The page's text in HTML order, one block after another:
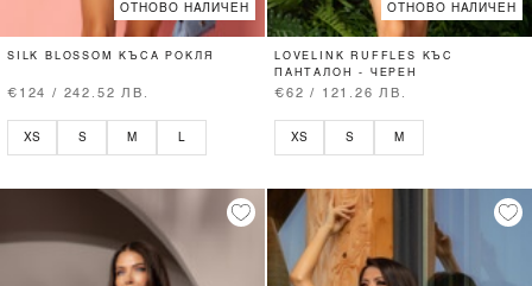
ОТНОВО НАЛИЧЕН
SILK BLOSSOM КЪСА РОКЛЯ
€124 / 242.52 ЛВ.
XS S M L
ОТНОВО НАЛИЧЕН
LOVELINK RUFFLES КЪС
ПАНТАЛОН - ЧЕРЕН
€62 / 121.26 ЛВ.
XS S M